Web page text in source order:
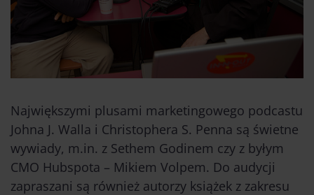
Największymi plusami marketingowego podcastu
Johna J. Walla i Christophera S. Penna są świetne
wywiady, m.in. z Sethem Godinem czy z byłym
CMO Hubspota – Mikiem Volpem. Do audycji
zapraszani są również autorzy książek z zakresu